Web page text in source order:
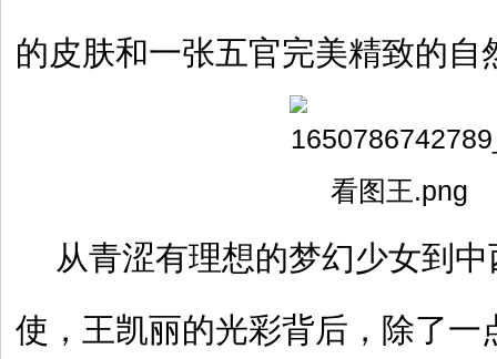
的皮肤和一张五官完美精致的自
从青涩有理想的梦幻少女到
使，王凯丽的光彩背后，除了一